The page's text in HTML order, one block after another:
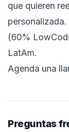
que quieren
(60%
LatAm.
Agenda una
Preguntas